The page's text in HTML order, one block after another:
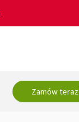
Zamów teraz